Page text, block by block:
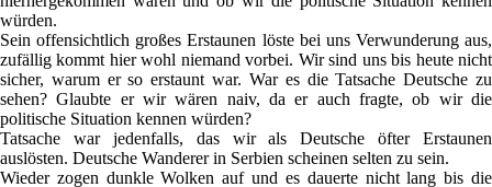
würden.
Sein offensichtlich großes Erstaunen löste bei uns Verwunderung aus,
zufällig kommt hier wohl niemand vorbei. Wir sind uns bis heute nicht
sicher, warum er so erstaunt war. War es die Tatsache Deutsche zu
sehen? Glaubte er wir wären naiv, da er auch fragte, ob wir die
politische Situation kennen würden?
Tatsache war jedenfalls, das wir als Deutsche öfter Erstaunen
auslösten. Deutsche Wanderer in Serbien scheinen selten zu sein.
Wieder zogen dunkle Wolken auf und es dauerte nicht lang bis die